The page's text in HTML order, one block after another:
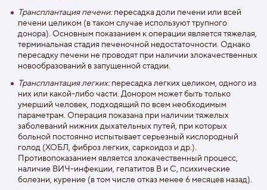
Трансплантация печени:пересадка доли печени или всей
печени целиком (в таком случае используют трупного
донора). Основным показанием к операции является тяжелая,
терминальная стадия печеночной недостаточности. Однако
пересадку печени не проводят при наличии злокачественных
новообразований в запущенной стадии.
Трансплантация легких:пересадка легких целиком, одного из
них или какой-либо части. Донором может быть только
умерший человек, подходящий по всем необходимым
параметрам. Операция показана при наличии тяжелых
заболеваний нижних дыхательных путей, при которых
больной постоянно испытывает серьезный кислородный
голод (ХОБЛ, фиброз легких, саркоидоз и др.).
Противопоказанием является злокачественный процесс,
наличие ВИЧ-инфекции, гепатитов В и С, психические
болезни, курение (в том числе отказ менее 6 месяцев назад).